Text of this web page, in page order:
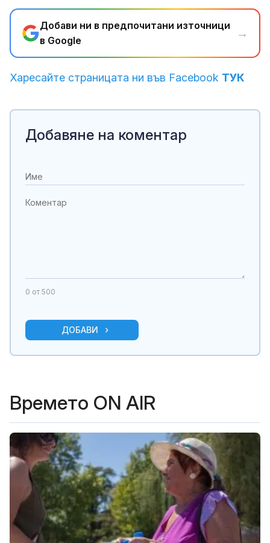
Добави ни в предпочитани източници
в Google
→
Харесайте страницата ни във Facebook ТУК
Добавяне на коментар
0 от 500
ДОБАВИ
Времето ON AIR